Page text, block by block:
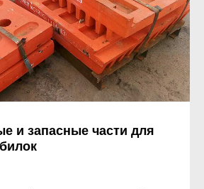
и запасные части для